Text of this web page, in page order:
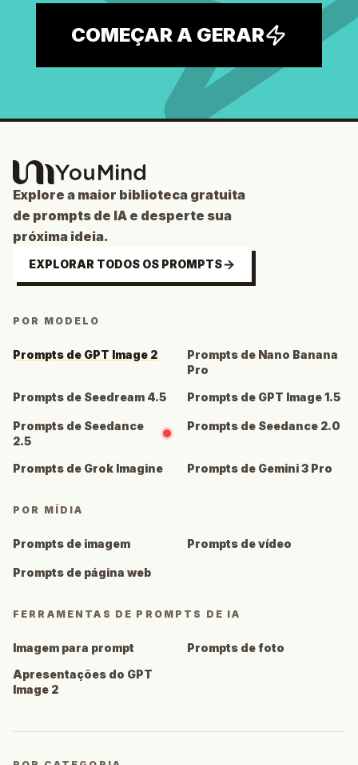
COMEÇAR A GERAR
Explore a maior biblioteca gratuita
de prompts de IA e desperte sua
próxima ideia.
EXPLORAR TODOS OS PROMPTS
POR MODELO
Prompts de GPT Image 2
Prompts de Nano Banana
Pro
Prompts de Seedream 4.5
Prompts de GPT Image 1.5
Prompts de Seedance
2.5
Prompts de Seedance 2.0
Prompts de Grok Imagine Prompts de Gemini 3 Pro
POR MÍDIA
Prompts de imagem Prompts de vídeo
Prompts de página web
FERRAMENTAS DE PROMPTS DE IA
Imagem para prompt
Prompts de foto
Apresentações do GPT
Image 2